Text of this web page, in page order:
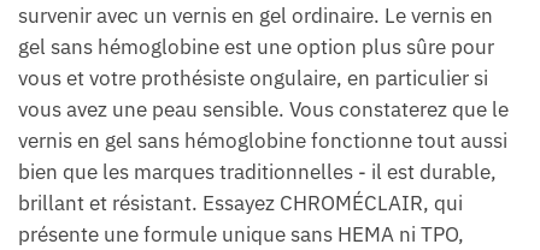
survenir avec un vernis en gel ordinaire. Le vernis en
gel sans hémoglobine est une option plus sûre pour
vous et votre prothésiste ongulaire, en particulier si
vous avez une peau sensible. Vous constaterez que le
vernis en gel sans hémoglobine fonctionne tout aussi
bien que les marques traditionnelles - il est durable,
brillant et résistant. Essayez CHROMÉCLAIR, qui
présente une formule unique sans HEMA ni TPO,